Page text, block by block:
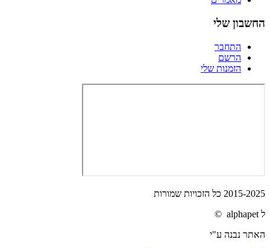
החשבון שלי
התחבר
הרשם
הזמנות שלי
2015-2025 כל הזכויות שמורות
ל alphapet ©
האתר נבנה ע"י